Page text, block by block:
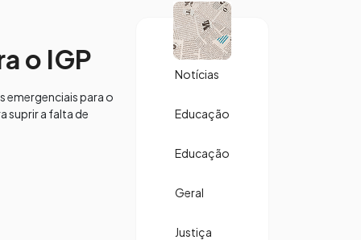
o IGP
emergenciais para o
suprir a falta de
Notícias
Educação
Educação
Geral
Justiça